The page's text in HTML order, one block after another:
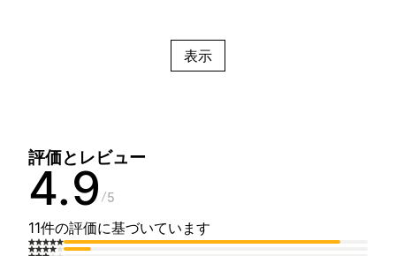
表示
評価とレビュー
4.9 5
11件の評価に基づいています